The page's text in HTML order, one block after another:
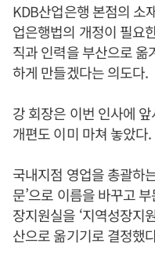
KDB산업은행 본점의 소
업은행법의 개정이 필요
직과 인력을 부산으로 옮
하게 만들겠다는 의도다.
강 회장은 이번 인사에
개편도 이미 마쳐 놓았다.
국내지점 영업을 총괄하
문’으로 이름을 바꾸고
장지원실을 ‘지역성장지
산으로 옮기기로 결정했